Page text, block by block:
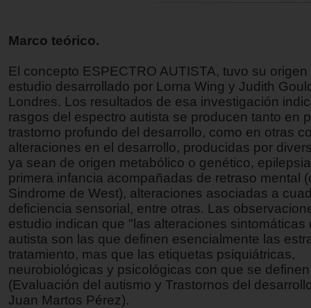
Marco teórico.
El concepto ESPECTRO AUTISTA, tuvo su
estudio desarrollado por Lorna Wing y Judith
Londres. Los resultados de esa investigación
rasgos del espectro autista se producen tanto en
trastorno profundo del desarrollo, como en otras
alteraciones en el desarrollo, producidas por
ya sean de origen metabólico o genético,
primera infancia acompañadas de retraso mental
Sindrome de West), alteraciones asociadas a
deficiencia sensorial, entre otras. Las
estudio indican que "las alteraciones sintomáticas
autista son las que definen esencialmente las
tratamiento, mas que las etiquetas psiquiátricas,
neurobiológicas y psicológicas con que se
(Evaluación del autismo y Trastornos del
Juan Martos Pérez).